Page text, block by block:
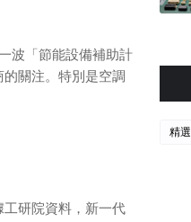
波「節能設備補助計
關注。特別是空調
研院資料，新一代
精選